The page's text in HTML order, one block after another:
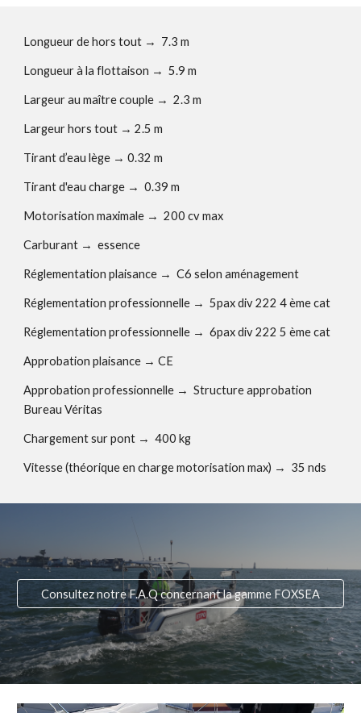
Longueur de hors tout → 7.3 m
Longueur à la flottaison → 5.9 m
Largeur au maître couple → 2.3 m
Largeur hors tout →2.5 m
Tirant d’eau lège →0.32 m
Tirant d'eau charge → 0.39 m
Motorisation maximale → 200 cv max
Carburant → essence
Réglementation plaisance → C6 selon aménagement
Réglementation professionnelle → 5pax div 222 4 ème cat
Réglementation professionnelle →6pax div 222 5 ème cat
Approbation plaisance →CE
Approbation professionnelle → Structure approbation
Bureau Véritas
Chargement sur pont → 400 kg
Vitesse (théorique en charge motorisation max) → 35 nds
Consultez notre F.A.Q concernant la gamme FOXSEA